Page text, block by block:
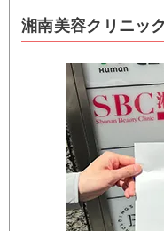
湘南美容クリニッ